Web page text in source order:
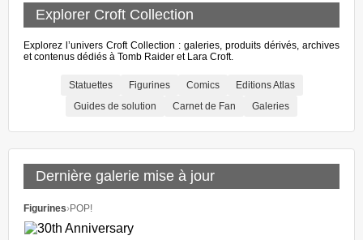
Explorer Croft Collection
Explorez l’univers Croft Collection : galeries, produits dérivés, archives
et contenus dédiés à Tomb Raider et Lara Croft.
Statuettes Figurines Comics
Editions Atlas
Guides de solution
Carnet de Fan Galeries
Dernière galerie mise à jour
Figurines›POP!